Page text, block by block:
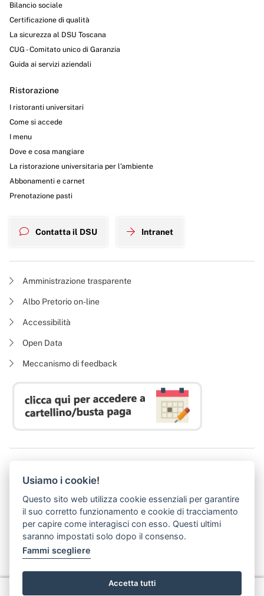
Bilancio sociale
Certificazione di qualità
La sicurezza al DSU Toscana
CUG - Comitato unico di Garanzia
Guida ai servizi aziendali
Ristorazione
I ristoranti universitari
Come si accede
I menu
Dove e cosa mangiare
La ristorazione universitaria per l’ambiente
Abbonamenti e carnet
Prenotazione pasti
Contatta il DSU Intranet
Amministrazione trasparente
Albo Pretorio on-line
Accessibilità
Open Data
Meccanismo di feedback
P. I. 05913670484 | C. F. 94164020482
(abilitato alla ricezione di soli messaggi di posta elettronica certificata)
Usiamo i cookie!
Questo sito web utilizza cookie essenziali per garantire
il suo corretto funzionamento e cookie di tracciamento
per capire come interagisci con esso. Questi ultimi
saranno impostati solo dopo il consenso.
Fammi scegliere
Accetta tutti